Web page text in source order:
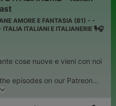
AMORE E FANTASIA (B1) - -
ITALIANI E ITALIANERIE 🎙🎧
cose nuove e vieni con noi
episodes on our Patreon